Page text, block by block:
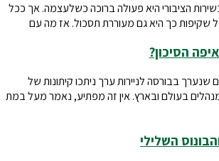
הציבורי היא פעולה ברוכה כשלעצמה. אך ככל
שקיפות כך היא גם מעוררת תסכול. אז מה עם
הסיכון?
בבורסה לניירות ערך ניתכו קיתונות של
מנהלים בעולם ובארץ. אין זה מפתיע, נאמר מעל במת
השלילי